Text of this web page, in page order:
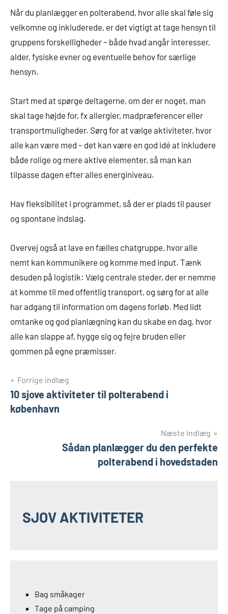
Når du planlægger en polterabend, hvor alle skal føle sig
velkomne og inkluderede, er det vigtigt at tage hensyn til
gruppens forskelligheder – både hvad angår interesser,
alder, fysiske evner og eventuelle behov for særlige
hensyn.
Start med at spørge deltagerne, om der er noget, man
skal tage højde for, fx allergier, madpræferencer eller
transportmuligheder. Sørg for at vælge aktiviteter, hvor
alle kan være med – det kan være en god idé at inkludere
både rolige og mere aktive elementer, så man kan
tilpasse dagen efter alles energiniveau.
Hav fleksibilitet i programmet, så der er plads til pauser
og spontane indslag.
Overvej også at lave en fælles chatgruppe, hvor alle
nemt kan kommunikere og komme med input. Tænk
desuden på logistik: Vælg centrale steder, der er nemme
at komme til med offentlig transport, og sørg for at alle
har adgang til information om dagens forløb. Med lidt
omtanke og god planlægning kan du skabe en dag, hvor
alle kan slappe af, hygge sig og fejre bruden eller
gommen på egne præmisser.
Indlægsnavigation
Forrige indlæg
10 sjove aktiviteter til polterabend i
københavn
Næste indlæg
Sådan planlægger du den perfekte
polterabend i hovedstaden
SJOV AKTIVITETER
Bag småkager
Tage på camping